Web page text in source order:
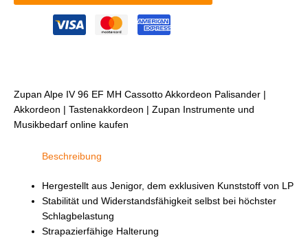
Zupan Alpe IV 96 EF MH Cassotto Akkordeon Palisander |
Akkordeon | Tastenakkordeon | Zupan Instrumente und
Musikbedarf online kaufen
Beschreibung
Hergestellt aus Jenigor, dem exklusiven Kunststoff von LP
Stabilität und Widerstandsfähigkeit selbst bei höchster
Schlagbelastung
Strapazierfähige Halterung